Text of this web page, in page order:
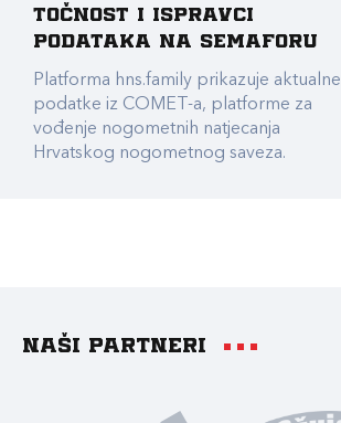
točnost i ispravci
podataka na Semaforu
Platforma hns.family prikazuje aktualne
podatke iz COMET-a, platforme za
vođenje nogometnih natjecanja
Hrvatskog nogometnog saveza.
Naši partneri